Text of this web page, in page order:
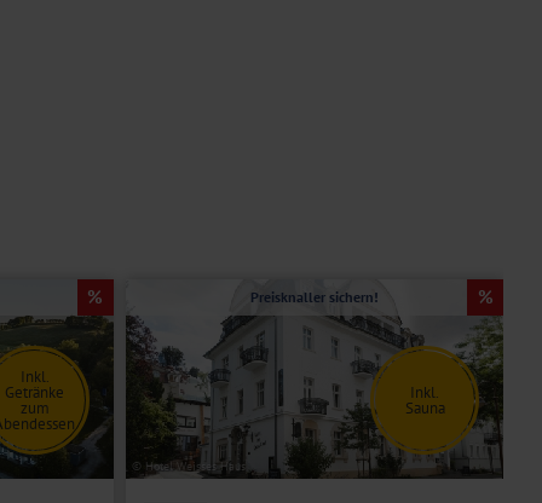
Inkl.
Getränke
zum
© Hotel Weisses Haus
Inkl.
Sauna
Preisknaller sichern!